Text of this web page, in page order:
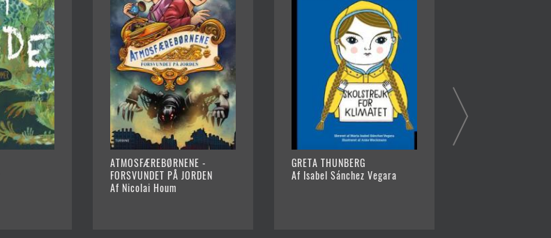
ATMOSFÆREBØRNENE -
FORSVUNDET PÅ JORDEN
Af Nicolai Houm
GRETA THUNBERG
Af Isabel Sánchez Vegara